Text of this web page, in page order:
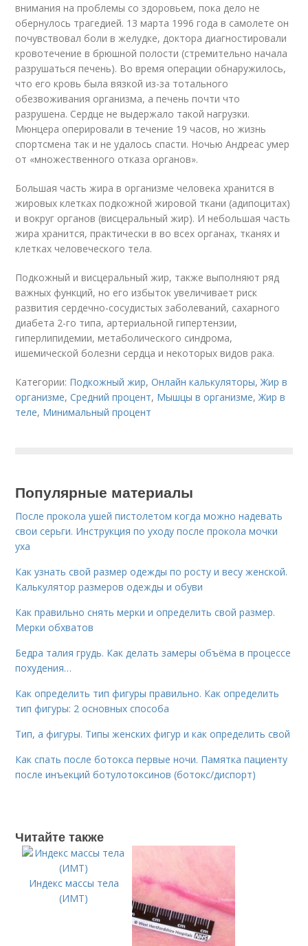
внимания на проблемы со здоровьем, пока дело не
обернулось трагедией. 13 марта 1996 года в самолете он
почувствовал боли в желудке, доктора диагностировали
кровотечение в брюшной полости (стремительно начала
разрушаться печень). Во время операции обнаружилось,
что его кровь была вязкой из-за тотального
обезвоживания организма, а печень почти что
разрушена. Сердце не выдержало такой нагрузки.
Мюнцера оперировали в течение 19 часов, но жизнь
спортсмена так и не удалось спасти. Ночью Андреас умер
от «множественного отказа органов».
Большая часть жира в организме человека хранится в
жировых клетках подкожной жировой ткани (адипоцитах)
и вокруг органов (висцеральный жир). И небольшая часть
жира хранится, практически в во всех органах, тканях и
клетках человеческого тела.
Подкожный и висцеральный жир, также выполняют ряд
важных функций, но его избыток увеличивает риск
развития сердечно-сосудистых заболеваний, сахарного
диабета 2-го типа, артериальной гипертензии,
гиперлипидемии, метаболического синдрома,
ишемической болезни сердца и некоторых видов рака.
Категории: Подкожный жир,Онлайн калькуляторы,Жир в
организме,Средний процент, Мышцы в организме,Жир в
теле, Минимальный процент
Популярные материалы
После прокола ушей пистолетом когда можно надевать
свои серьги. Инструкция по уходу после прокола мочки
уха
Как узнать свой размер одежды по росту и весу женской.
Калькулятор размеров одежды и обуви
Как правильно снять мерки и определить свой размер.
Мерки обхватов
Бедра талия грудь. Как делать замеры объёма в процессе
похудения…
Как определить тип фигуры правильно. Как определить
тип фигуры: 2 основных способа
Тип, а фигуры. Типы женских фигур и как определить свой
Как спать после ботокса первые ночи. Памятка пациенту
после инъекций ботулотоксинов (ботокс/диспорт)
Читайте также
Индекс массы тела
(ИМТ)